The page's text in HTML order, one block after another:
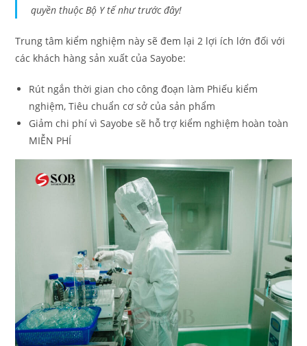
quyền thuộc Bộ Y tế như trước đây!
Trung tâm kiểm nghiệm này sẽ đem lại 2 lợi ích lớn đối với
các khách hàng sản xuất của Sayobe:
Rút ngắn thời gian cho công đoạn làm Phiếu kiểm
nghiệm, Tiêu chuẩn cơ sở của sản phẩm
Giảm chi phí vì Sayobe sẽ hỗ trợ kiểm nghiệm hoàn toàn
MIỄN PHÍ